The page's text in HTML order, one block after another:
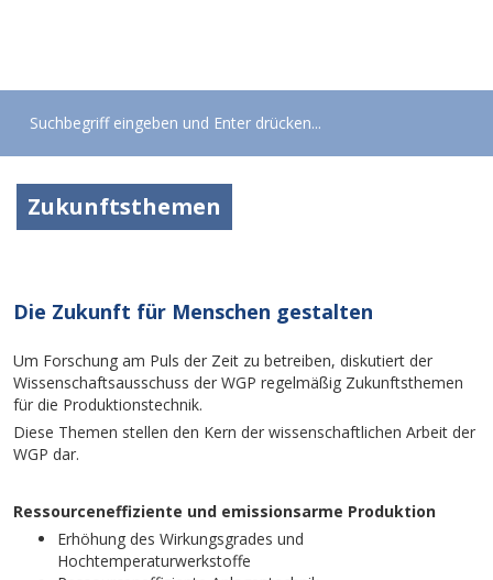
Zukunftsthemen
Die Zukunft für Menschen gestalten
Um Forschung am Puls der Zeit zu betreiben, diskutiert der
Wissenschaftsausschuss der WGP regelmäßig Zukunftsthemen
für die Produktionstechnik.
Diese Themen stellen den Kern der wissenschaftlichen Arbeit der
WGP dar.
Ressourceneffiziente und emissionsarme Produktion
Erhöhung des Wirkungsgrades und
Hochtemperaturwerkstoffe